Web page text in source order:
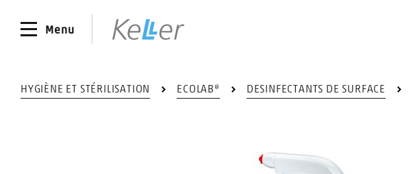
Menu
HYGIÈNE ET STÉRILISATION ECOLAB® DESINFECTANTS DE SURFACE